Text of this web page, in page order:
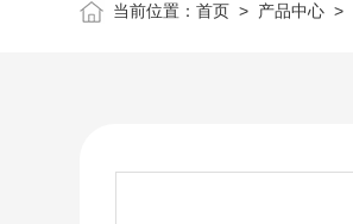
当前位置：首页 > 产品中心 >